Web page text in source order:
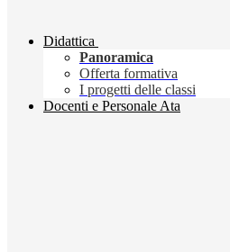
Didattica
Panoramica
Offerta formativa
I progetti delle classi
Docenti e Personale Ata